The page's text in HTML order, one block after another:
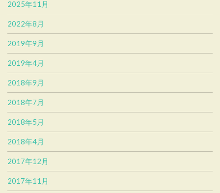
2025年11月
2022年8月
2019年9月
2019年4月
2018年9月
2018年7月
2018年5月
2018年4月
2017年12月
2017年11月